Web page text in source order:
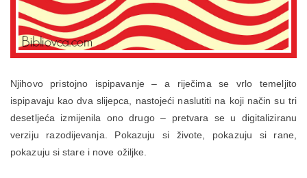
Njihovo pristojno ispipavanje – a riječima se vrlo temeljito
ispipavaju kao dva slijepca, nastojeći naslutiti na koji način su tri
desetljeća izmijenila ono drugo – pretvara se u digitaliziranu
verziju razodijevanja. Pokazuju si živote, pokazuju si rane,
pokazuju si stare i nove ožiljke.